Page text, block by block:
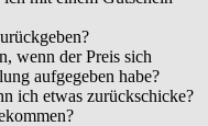
wenn der Preis sich
aufgegeben habe?
ich etwas zurückschicke?